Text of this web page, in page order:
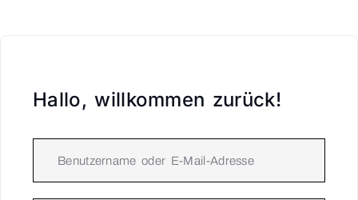
Hallo, willkommen zurück!